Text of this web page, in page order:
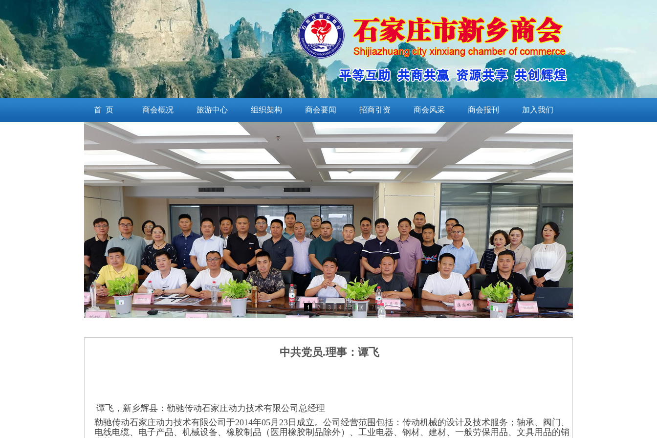
首 页 商会概况 旅游中心 组织架构 商会要闻 招商引资 商会风采 商会报刊 加入我们
中共党员.理事：谭飞
谭飞，新乡辉县：勒驰传动石家庄动力技术有限公司总经理
勒驰传动石家庄动力技术有限公司于2014年05月23日成立。公司经营范围包括：传动机械的设计及技术服务；轴承、阀门、
电线电缆、电子产品、机械设备、橡胶制品（医用橡胶制品除外）、工业电器、钢材、建材、一般劳保用品、文具用品的销